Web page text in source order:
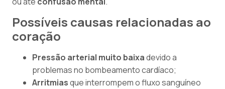
Possíveis causas relacionadas ao
coração
Pressão arterial muito baixadevido a
problemas no bombeamento cardíaco;
Arritmiasque interrompem o fluxo sanguíneo